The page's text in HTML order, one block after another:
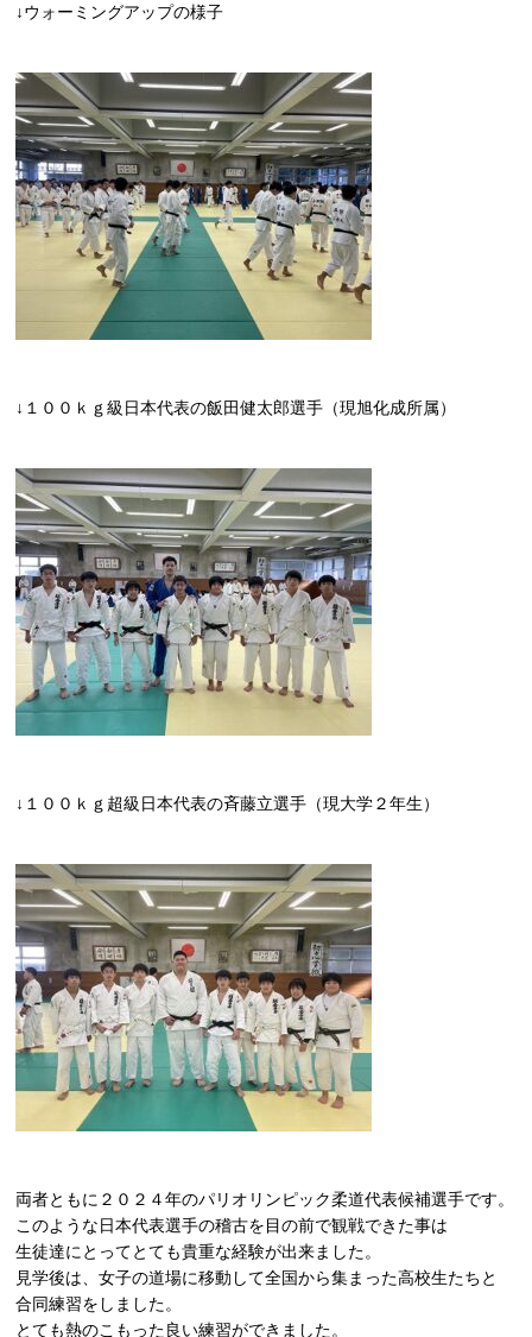
↓ウォーミングアップの様子
↓１００ｋｇ級日本代表の飯田健太郎選手（現旭化成所属）
↓１００ｋｇ超級日本代表の斉藤立選手（現大学２年生）
両者ともに２０２４年のパリオリンピック柔道代表候補選手です。
このような日本代表選手の稽古を目の前で観戦できた事は
生徒達にとってとても貴重な経験が出来ました。
見学後は、女子の道場に移動して全国から集まった高校生たちと
合同練習をしました。
とても熱のこもった良い練習ができました。